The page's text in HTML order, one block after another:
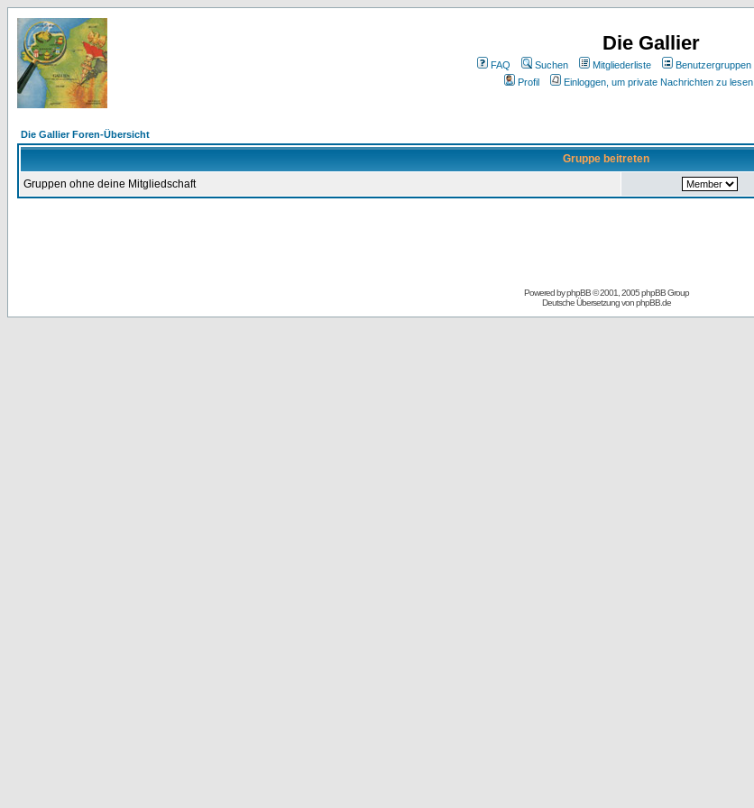
Die Gallier
FAQ Suchen Mitgliederliste Benutzergruppen
Profil
Einloggen, um private Nachrichten zu lesen
Die Gallier Foren-Übersicht
Gruppe beitreten
Gruppen ohne deine Mitgliedschaft
Powered byphpBB© 2001, 2005 phpBB Group
Deutsche Übersetzung vonphpBB.de